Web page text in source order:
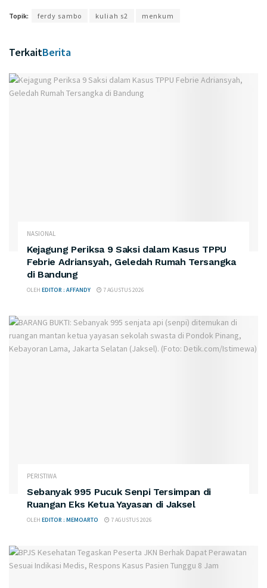
Topik: ferdy sambo kuliah s2 menkum
TerkaitBerita
NASIONAL
Kejagung Periksa 9 Saksi dalam Kasus TPPU
Febrie Adriansyah, Geledah Rumah Tersangka
di Bandung
OLEH EDITOR : AFFANDY 7 AGUSTUS 2026
PERISTIWA
Sebanyak 995 Pucuk Senpi Tersimpan di
Ruangan Eks Ketua Yayasan di Jaksel
OLEH EDITOR : MEMOARTO 7 AGUSTUS 2026